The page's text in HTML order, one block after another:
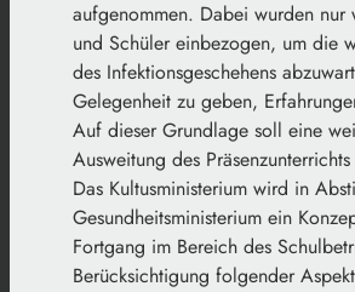
aufgenommen. Dabei wurden nur
und Schüler einbezogen, um die
des Infektionsgeschehens
Gelegenheit zu geben,
Auf dieser Grundlage soll eine
Ausweitung des
Das Kultusministerium wird in
Gesundheitsministerium ein
Fortgang im Bereich des
Berücksichtigung folgender